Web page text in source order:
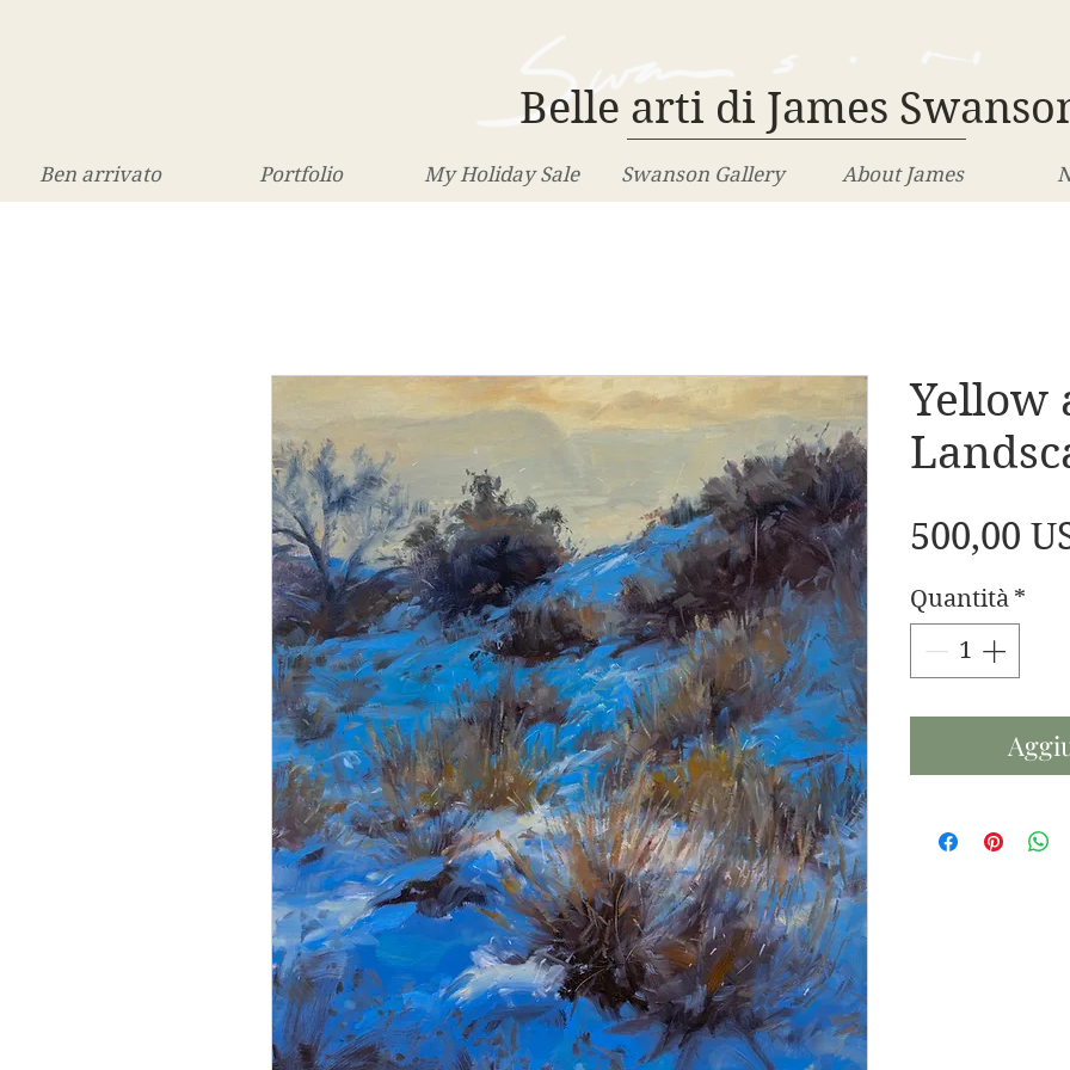
Belle arti di James
Ben arrivato Portfolio My Holiday Sale Swanson Gallery About James
Yellow
500,00
Quantità *